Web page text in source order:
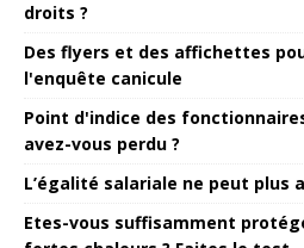
droits ?
Des flyers et des affichettes
l'enquête canicule
Point d'indice des
avez-vous perdu ?
L’égalité salariale ne peut plus
Etes-vous suffisamment